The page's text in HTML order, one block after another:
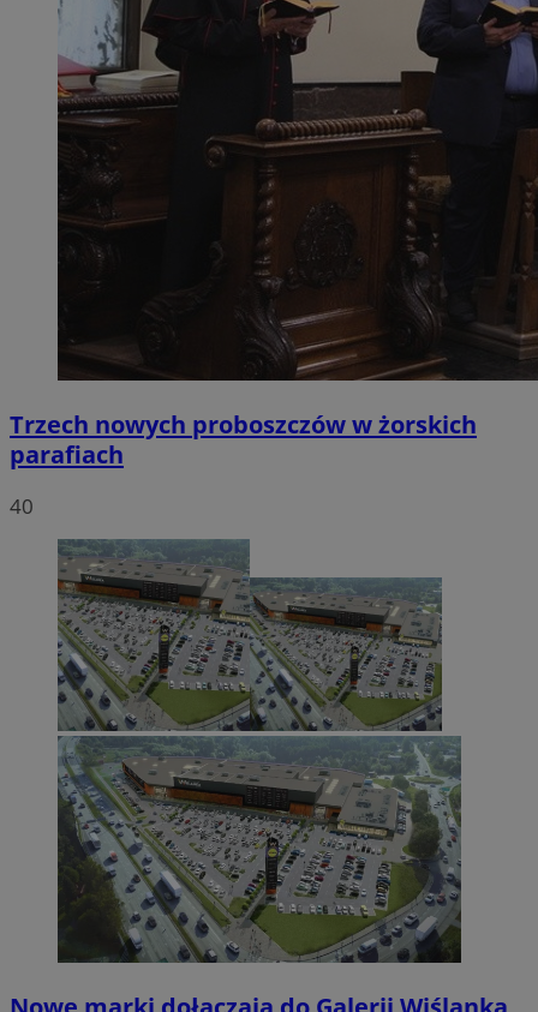
Trzech nowych proboszczów w żorskich
parafiach
40